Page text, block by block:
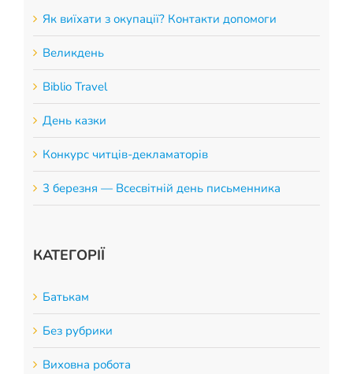
Як виїхати з окупації? Контакти допомоги
Великдень
Biblio Travel
День казки
Конкурс читців-декламаторів
3 березня — Всесвітній день письменника
КАТЕГОРІЇ
Батькам
Без рубрики
Виховна робота